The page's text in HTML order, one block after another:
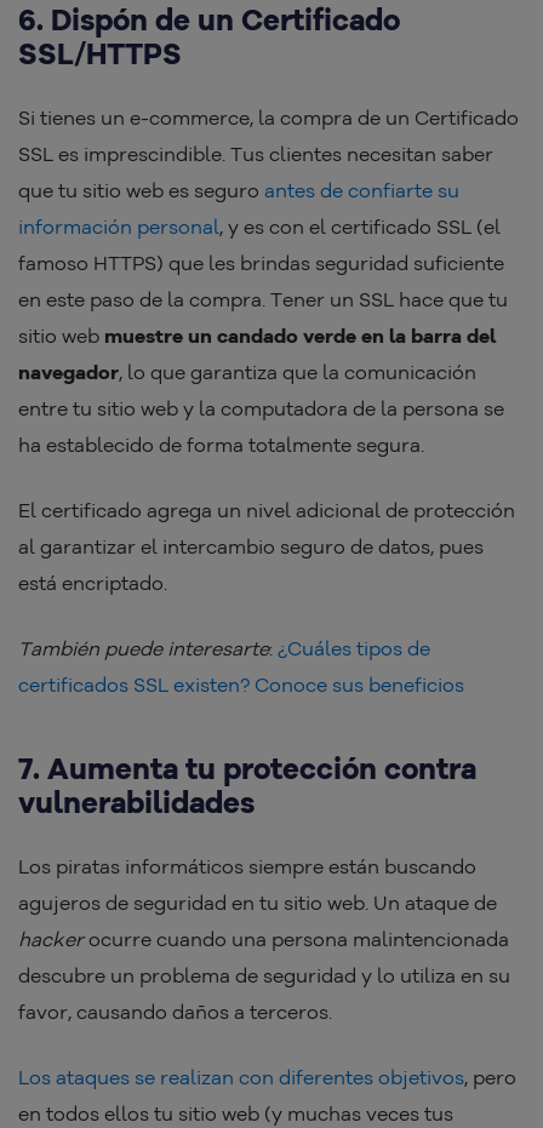
6. Dispón de un Certificado
SSL/HTTPS
Si tienes un e-commerce, la compra de un Certificado
SSL es imprescindible. Tus clientes necesitan saber
que tu sitio web es seguro antes de confiarte su
información personal, y es con el certificado SSL (el
famoso HTTPS) que les brindas seguridad suficiente
en este paso de la compra. Tener un SSL hace que tu
sitio web muestre un candado verde en la barra del
navegador, lo que garantiza que la comunicación
entre tu sitio web y la computadora de la persona se
ha establecido de forma totalmente segura.
El certificado agrega un nivel adicional de protección
al garantizar el intercambio seguro de datos, pues
está encriptado.
También puede interesarte: ¿Cuáles tipos de
certificados SSL existen? Conoce sus beneficios
7. Aumenta tu protección contra
vulnerabilidades
Los piratas informáticos siempre están buscando
agujeros de seguridad en tu sitio web. Un ataque de
hackerocurre cuando una persona malintencionada
descubre un problema de seguridad y lo utiliza en su
favor, causando daños a terceros.
Los ataques se realizan con diferentes objetivos, pero
en todos ellos tu sitio web (y muchas veces tus